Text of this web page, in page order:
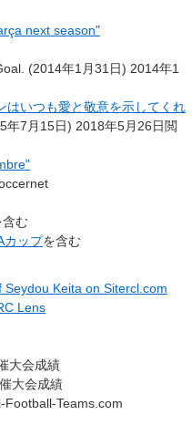
next season"
(2014年1月31日) 2014年1
はいつも愛と敬意を示してくれ
年7月15日) 2018年5月26日閲
含む
カップを含む
Seydou Keita on Sitercl.com
Lens
大会成績
大会成績
Football-Teams.com